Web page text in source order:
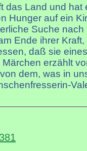
das Land und hat
Hunger auf ein
Suche nach
Ende ihrer
daß sie
erzählt
dem, was in